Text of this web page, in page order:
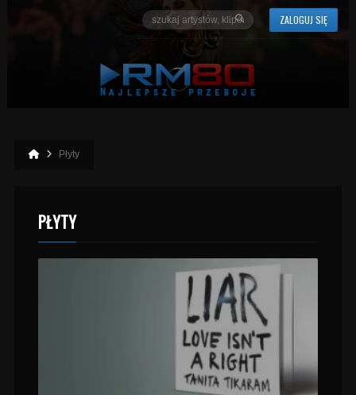
ZALOGUJ SIĘ
Płyty
PŁYTY